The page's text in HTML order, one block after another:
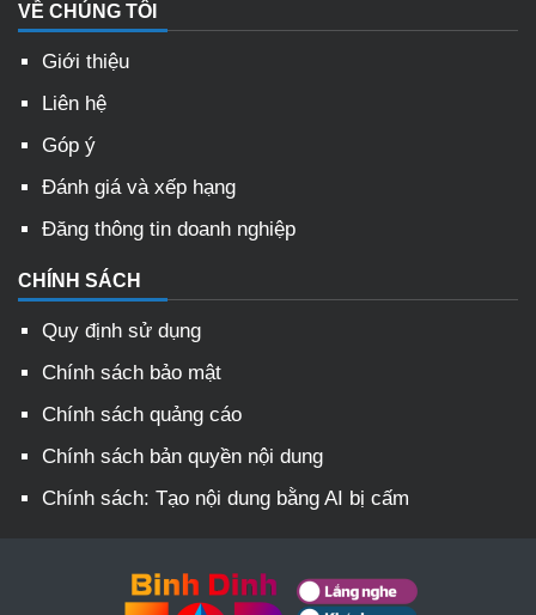
VỀ CHÚNG TÔI
Giới thiệu
Liên hệ
Góp ý
Đánh giá và xếp hạng
Đăng thông tin doanh nghiệp
CHÍNH SÁCH
Quy định sử dụng
Chính sách bảo mật
Chính sách quảng cáo
Chính sách bản quyền nội dung
Chính sách: Tạo nội dung bằng AI bị cấm